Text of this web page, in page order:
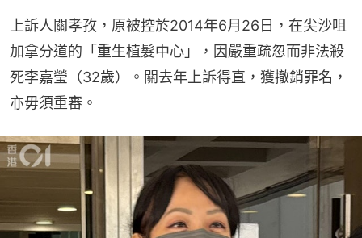
上訴人關孝孜，原被控於2014年6月26日，在尖沙咀
加拿分道的「重生植髮中心」，因嚴重疏忽而非法殺
死李嘉瑩（32歲）。關去年上訴得直，獲撤銷罪名，
亦毋須重審。